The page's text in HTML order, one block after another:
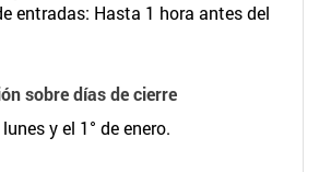
entradas: Hasta 1 hora antes del
sobre días de cierre
y el 1° de enero.